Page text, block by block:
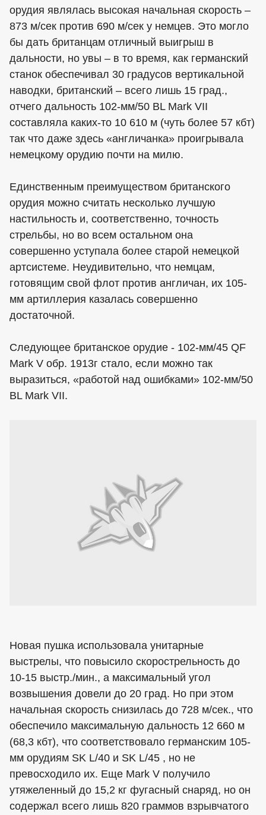
орудия являлась высокая начальная скорость –
873 м/сек против 690 м/сек у немцев. Это могло
бы дать британцам отличный выигрыш в
дальности, но увы – в то время, как германский
станок обеспечивал 30 градусов вертикальной
наводки, британский – всего лишь 15 град.,
отчего дальность 102-мм/50 BL Mark VII
составляла каких-то 10 610 м (чуть более 57 кбт)
так что даже здесь «англичанка» проигрывала
немецкому орудию почти на милю.
Единственным преимуществом британского
орудия можно считать несколько лучшую
настильность и, соответственно, точность
стрельбы, но во всем остальном она
совершенно уступала более старой немецкой
артсистеме. Неудивительно, что немцам,
готовящим свой флот против англичан, их 105-
мм артиллерия казалась совершенно
достаточной.
Следующее британское орудие - 102-мм/45 QF
Mark V обр. 1913г стало, если можно так
выразиться, «работой над ошибками» 102-мм/50
BL Mark VII.
Новая пушка использовала унитарные
выстрелы, что повысило скорострельность до
10-15 выстр./мин., а максимальный угол
возвышения довели до 20 град. Но при этом
начальная скорость снизилась до 728 м/сек., что
обеспечило максимальную дальность 12 660 м
(68,3 кбт), что соответствовало германским 105-
мм орудиям SK L/40 и SK L/45 , но не
превосходило их. Еще Mark V получило
утяжеленный до 15,2 кг фугасный снаряд, но он
содержал всего лишь 820 граммов взрывчатого